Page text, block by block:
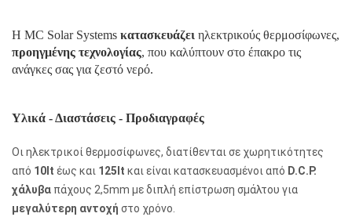
Η MC Solar Systems κατασκευάζει ηλεκτρικούς θερμοσίφωνες,
προηγμένης τεχνολογίας, που καλύπτουν στο έπακρο τις
ανάγκες σας για ζεστό νερό.
Υλικά - Διαστάσεις - Προδιαγραφές
Οι ηλεκτρικοί θερμοσίφωνες, διατίθενται σε χωρητικότητες
από 10lt έως και 125lt και είναι κατασκευασμένοι από D.C.P.
χάλυβα πάχους 2,5mm με διπλή επίστρωση σμάλτου για
μεγαλύτερη αντοχή στο χρόνο.